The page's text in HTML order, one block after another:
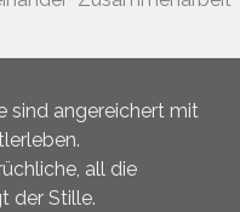
sind angereichert mit
all die
der Stille.